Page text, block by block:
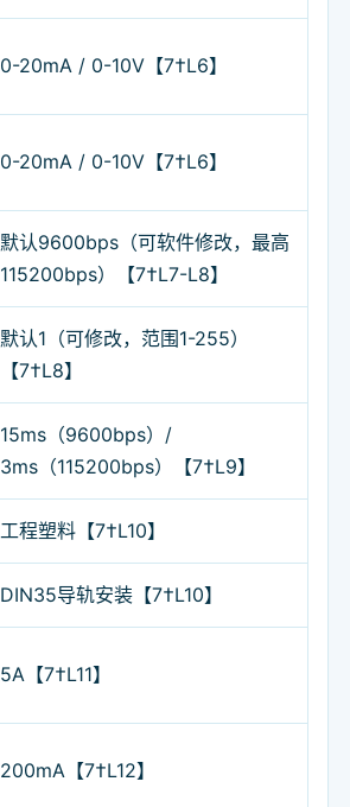
0-20mA / 0-10V【7†L6】
0-20mA / 0-10V【7†L6】
默认9600bps（可软件修改，最高
115200bps）【7†L7-L8】
默认1（可修改，范围1-255）
【7†L8】
15ms（9600bps）/
3ms（115200bps）【7†L9】
工程塑料【7†L10】
DIN35导轨安装【7†L10】
5A【7†L11】
200mA【7†L12】